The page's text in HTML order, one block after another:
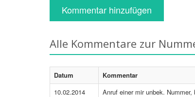
Kommentar hinzufügen
Alle Kommentare zur
Datum
Kommentar
10.02.2014
Anruf einer mir unbek.